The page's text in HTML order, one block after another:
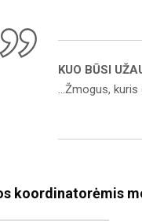
KUO BŪSI
...Žmogus,
koordinatorėmis